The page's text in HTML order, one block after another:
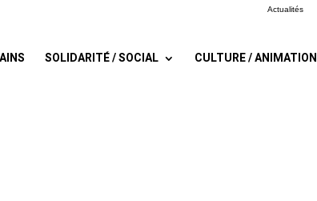
Actualités
SOLIDARITÉ / SOCIAL CULTURE / ANIMATION